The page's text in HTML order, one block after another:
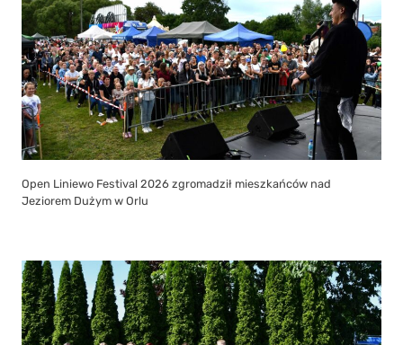
Open Liniewo Festival 2026 zgromadził mieszkańców nad
Jeziorem Dużym w Orlu